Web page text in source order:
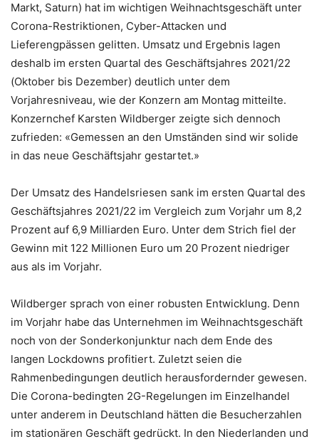
Markt, Saturn) hat im wichtigen Weihnachtsgeschäft unter
Corona-Restriktionen, Cyber-Attacken und
Lieferengpässen gelitten. Umsatz und Ergebnis lagen
deshalb im ersten Quartal des Geschäftsjahres 2021/22
(Oktober bis Dezember) deutlich unter dem
Vorjahresniveau, wie der Konzern am Montag mitteilte.
Konzernchef Karsten Wildberger zeigte sich dennoch
zufrieden: «Gemessen an den Umständen sind wir solide
in das neue Geschäftsjahr gestartet.»
Der Umsatz des Handelsriesen sank im ersten Quartal des
Geschäftsjahres 2021/22 im Vergleich zum Vorjahr um 8,2
Prozent auf 6,9 Milliarden Euro. Unter dem Strich fiel der
Gewinn mit 122 Millionen Euro um 20 Prozent niedriger
aus als im Vorjahr.
Wildberger sprach von einer robusten Entwicklung. Denn
im Vorjahr habe das Unternehmen im Weihnachtsgeschäft
noch von der Sonderkonjunktur nach dem Ende des
langen Lockdowns profitiert. Zuletzt seien die
Rahmenbedingungen deutlich herausfordernder gewesen.
Die Corona-bedingten 2G-Regelungen im Einzelhandel
unter anderem in Deutschland hätten die Besucherzahlen
im stationären Geschäft gedrückt. In den Niederlanden und